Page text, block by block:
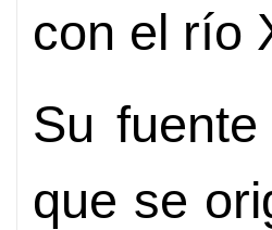
con el río
Su
que se